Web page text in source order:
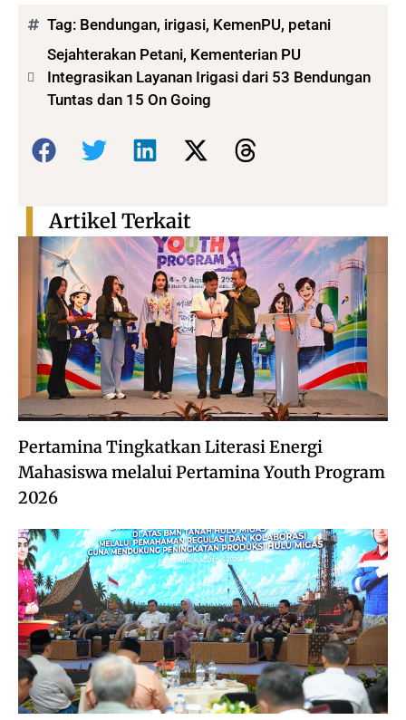
Tag: Bendungan, irigasi, KemenPU, petani
Sejahterakan Petani, Kementerian PU
Integrasikan Layanan Irigasi dari 53 Bendungan
Tuntas dan 15 On Going
Bagikan:
Pertamina Tingkatkan Literasi Energi
Mahasiswa melalui Pertamina Youth Program
2026
Artikel Terkait